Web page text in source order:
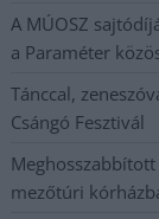
A MÚOSZ
a Paraméter
Tánccal,
Csángó Fesztivál
mezőtúri